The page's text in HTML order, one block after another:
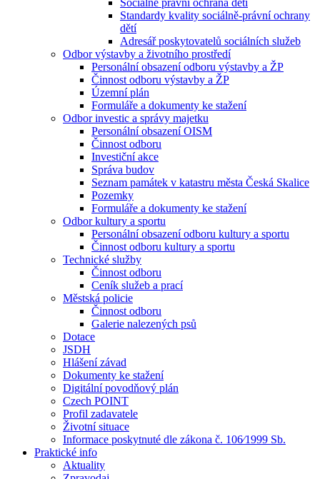
Sociálně právní ochrana dětí
Standardy kvality sociálně-právní ochrany
dětí
Adresář poskytovatelů sociálních služeb
Odbor výstavby a životního prostředí
Personální obsazení odboru výstavby a ŽP
Činnost odboru výstavby a ŽP
Územní plán
Formuláře a dokumenty ke stažení
Odbor investic a správy majetku
Personální obsazení OISM
Činnost odboru
Investiční akce
Správa budov
Seznam památek v katastru města Česká Skalice
Pozemky
Formuláře a dokumenty ke stažení
Odbor kultury a sportu
Personální obsazení odboru kultury a sportu
Činnost odboru kultury a sportu
Technické služby
Činnost odboru
Ceník služeb a prací
Městská policie
Činnost odboru
Galerie nalezených psů
Dotace
JSDH
Hlášení závad
Dokumenty ke stažení
Digitální povodňový plán
Czech POINT
Profil zadavatele
Životní situace
Informace poskytnuté dle zákona č. 106⁄1999 Sb.
Praktické info
Aktuality